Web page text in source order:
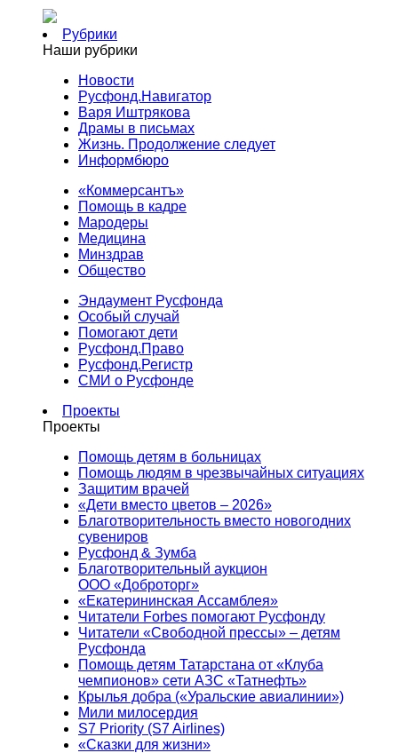
Рубрики
Наши рубрики
Новости
Русфонд.Навигатор
Варя Иштрякова
Драмы в письмах
Жизнь. Продолжение следует
Информбюро
«Коммерсантъ»
Помощь в кадре
Мародеры
Медицина
Минздрав
Общество
Эндаумент Русфонда
Особый случай
Помогают дети
Русфонд.Право
Русфонд.Регистр
СМИ о Русфонде
Проекты
Проекты
Помощь детям в больницах
Помощь людям в чрезвычайных ситуациях
Защитим врачей
«Дети вместо цветов – 2026»
Благотворительность вместо новогодних
сувениров
Русфонд & Зумба
Благотворительный аукцион
ООО «Доброторг»
«Екатерининская Ассамблея»
Читатели Forbes помогают Русфонду
Читатели «Свободной прессы» – детям
Русфонда
Помощь детям Татарстана от «Клуба
чемпионов» сети АЗС «Татнефть»
Крылья добра («Уральские авиалинии»)
Мили милосердия
S7 Priority (S7 Airlines)
«Сказки для жизни»